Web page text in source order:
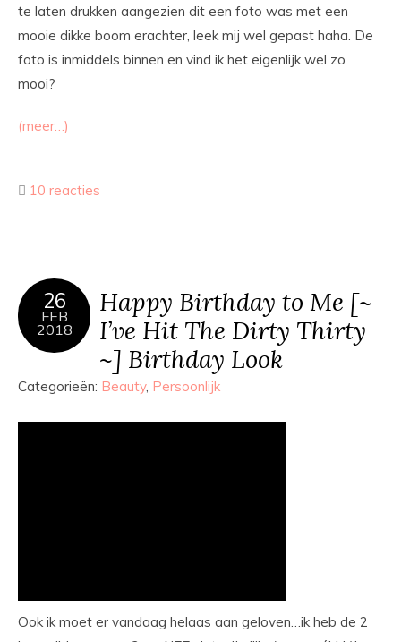
te laten drukken aangezien dit een foto was met een
mooie dikke boom erachter, leek mij wel gepast haha. De
foto is inmiddels binnen en vind ik het eigenlijk wel zo
mooi?
(meer…)
10 reacties
26
FEB
2018
Happy Birthday to Me [~
I’ve Hit The Dirty Thirty
~] Birthday Look
Categorieën: Beauty, Persoonlijk
Ook ik moet er vandaag helaas aan geloven…ik heb de 2